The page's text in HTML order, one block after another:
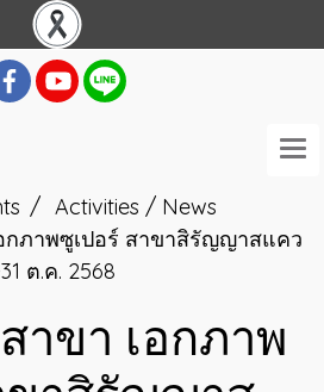
Activities / News
กภาพซูเปอร์ สาขาสิรัญญาสแคว
ต.ค. 2568
าขา เอกภาพ